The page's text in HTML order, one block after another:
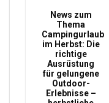
News zum
Thema
Campingurlaub
im Herbst: Die
richtige
Ausrüstung
für gelungene
Outdoor-
Erlebnisse –